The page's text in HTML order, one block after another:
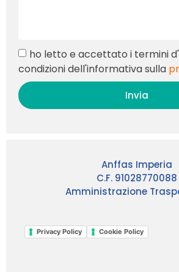
ho letto e accettato i termini
condizioni dell'informativa sulla
Invia
Anffas Imperia
C.F. 91028770088
Amministrazione
Privacy Policy Cookie Policy